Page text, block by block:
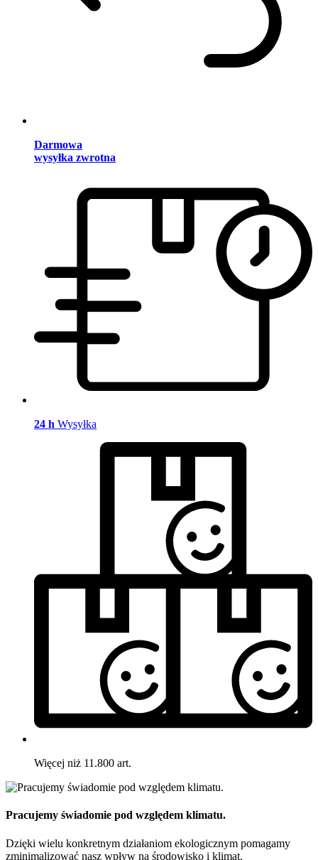
Darmowa
wysyłka zwrotna
24 h Wysyłka
Więcej niż 11.800 art.
Pracujemy świadomie pod względem klimatu.
Dzięki wielu konkretnym działaniom ekologicznym pomagamy
zminimalizować nasz wpływ na środowisko i klimat.